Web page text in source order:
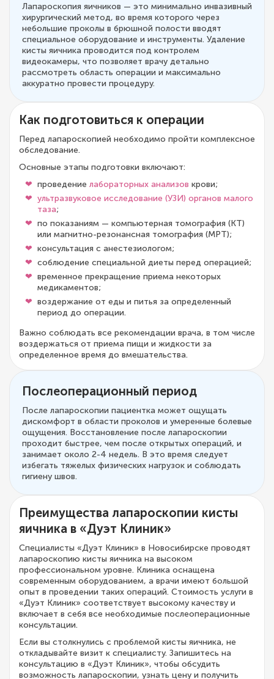
Лапароскопия яичников — это минимально инвазивный
хирургический метод, во время которого через
небольшие проколы в брюшной полости вводят
специальное оборудование и инструменты. Удаление
кисты яичника проводится под контролем
видеокамеры, что позволяет врачу детально
рассмотреть область операции и максимально
аккуратно провести процедуру.
Как подготовиться к операции
Перед лапароскопией необходимо пройти комплексное
обследование.
Основные этапы подготовки включают:
проведение лабораторных анализов крови;
ультразвуковое исследование (УЗИ) органов малого
таза;
по показаниям — компьютерная томография (КТ)
или магнитно-резонансная томография (МРТ);
консультация с анестезиологом;
соблюдение специальной диеты перед операцией;
временное прекращение приема некоторых
медикаментов;
воздержание от еды и питья за определенный
период до операции.
Важно соблюдать все рекомендации врача, в том числе
воздержаться от приема пищи и жидкости за
определенное время до вмешательства.
Послеоперационный период
После лапароскопии пациентка может ощущать
дискомфорт в области проколов и умеренные болевые
ощущения. Восстановление после лапароскопии
проходит быстрее, чем после открытых операций, и
занимает около 2-4 недель. В это время следует
избегать тяжелых физических нагрузок и соблюдать
гигиену швов.
Преимущества лапароскопии кисты
яичника в «Дуэт Клиник»
Специалисты «Дуэт Клиник» в Новосибирске проводят
лапароскопию кисты яичника на высоком
профессиональном уровне. Клиника оснащена
современным оборудованием, а врачи имеют большой
опыт в проведении таких операций. Стоимость услуги в
«Дуэт Клиник» соответствует высокому качеству и
включает в себя все необходимые послеоперационные
консультации.
Если вы столкнулись с проблемой кисты яичника, не
откладывайте визит к специалисту. Запишитесь на
консультацию в «Дуэт Клиник», чтобы обсудить
возможность лапароскопии, узнать цену и получить